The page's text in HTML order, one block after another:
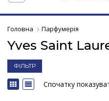
Головна Парфумерія
Yves Saint
ФІЛЬТР
Спочатку